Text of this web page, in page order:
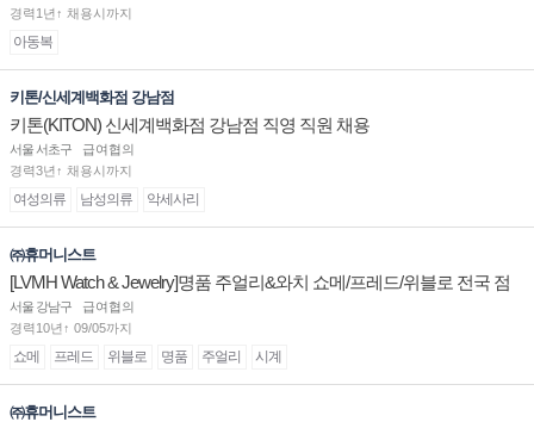
경력1년↑ 채용시까지
아동복
키톤/신세계백화점 강남점
키톤(KITON) 신세계백화점 강남점 직영 직원 채용
서울 서초구
급여협의
경력3년↑ 채용시까지
여성의류 남성의류 악세사리
㈜휴머니스트
[LVMH Watch & Jewelry]명품 주얼리&와치 쇼메/프레드/위블로 전국 점
장/부점장/판매사원 채용
서울 강남구
급여협의
경력10년↑ 09/05까지
쇼메 프레드 위블로 명품 주얼리 시계
㈜휴머니스트